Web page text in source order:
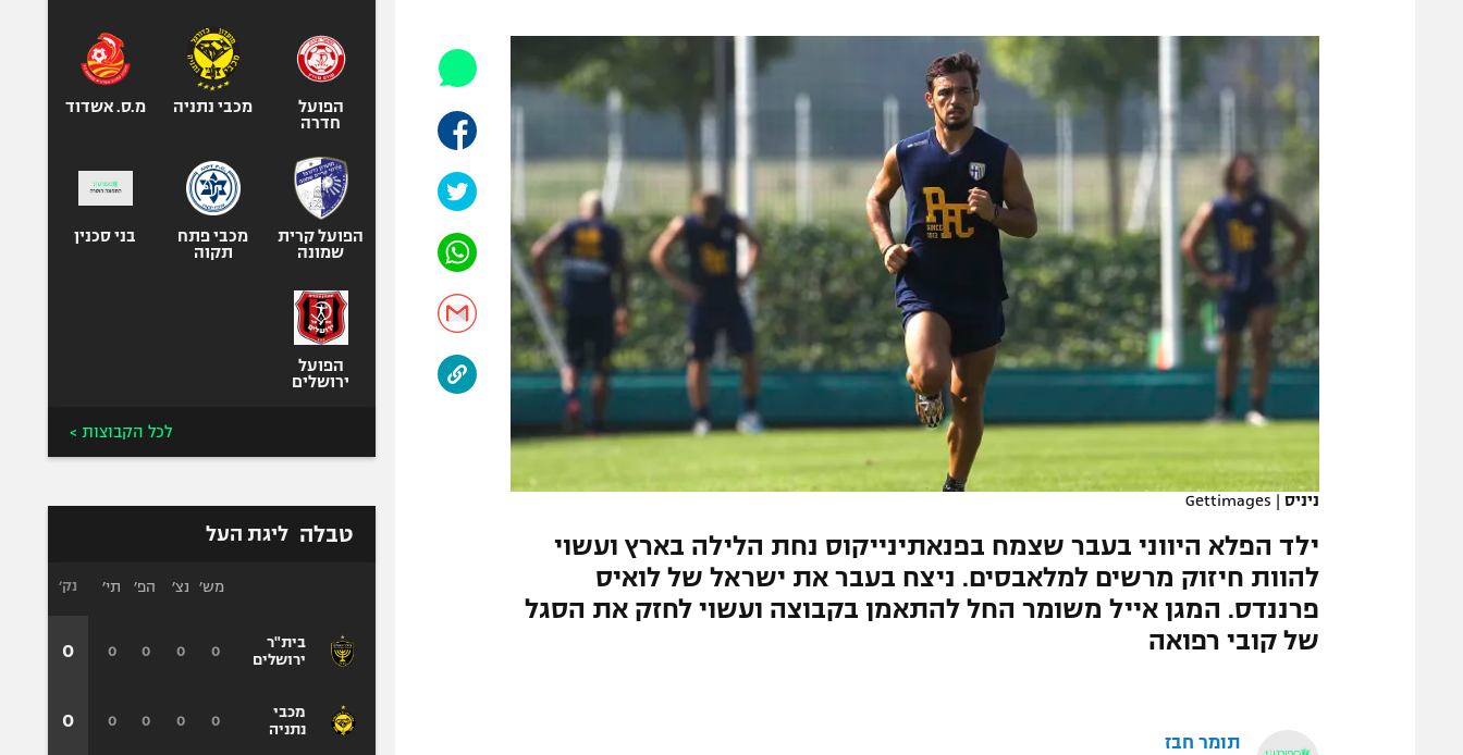
תקנון משתתפים וזוכים בפרסים
תקנון עבור פעילות אלקטרה
תקנון עבור פעילות ספורט 1 – "מרלן"
גיימינג E-Sports
תנאי שימוש
מדיניות פרטיות
תקנון פעילות ספורט 1
רשיון להקרנה פומבית לבית עסק
הצטרפות לחבילת הערוצים
לוח דרושים – ג'ובנט
המגזין
הפועל תל אביב
הפועל חיפה
הפועל באר שבע
מכבי נתניה
בני יהודה
ליגה סינית
ליגה ברזילאית
ליגות נוספות
אופניים
ספורט מוטורי
כדורמים
בייסבול MLB
ספורט אתגרי
אומנויות לחימה
ניניס |
Gettimages
ילד הפלא היווני בעבר שצמח בפנאתינייקוס נחת הלילה בארץ ועשוי
להוות חיזוק מרשים למלאבסים. ניצח בעבר את ישראל של לואיס
פרננדס. המגן אייל משומר החל להתאמן בקבוצה ועשוי לחזק את הסגל
של קובי רפואה
תומר חבז
הפועל
חדרה
מכבי נתניה מ.ס. אשדוד
הפועל קרית
שמונה
מכבי פתח
תקוה
בני סכנין
הפועל
ירושלים
לכל הקבוצות >
טבלה ליגת העל
בית"ר
ירושלים
מכבי
נתניה
מש׳ נצ׳ הפ׳ תי׳
0
0
0
0
0
0
0
0
נק׳
0
0